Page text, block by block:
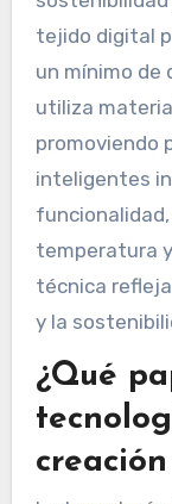
tejido digital
un mínimo de
utiliza
promoviendo
inteligentes
temperatura
técnica
y la
¿Qué